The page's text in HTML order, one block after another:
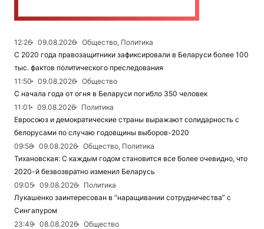
12:26 09.08.2026
Общество, Политика
С 2020 года правозащитники зафиксировали в Беларуси более 100
тыс. фактов политического преследования
11:50
09.08.2026
Общество
С начала года от огня в Беларуси погибло 350 человек
11:01
09.08.2026
Политика
Евросоюз и демократические страны выражают солидарность с
белорусами по случаю годовщины выборов-2020
09:58
09.08.2026
Общество, Политика
Тихановская: С каждым годом становится все более очевидно, что
2020-й безвозвратно изменил Беларусь
09:05
09.08.2026
Политика
Лукашенко заинтересован в “наращивании сотрудничества” с
Сингапуром
23:49
08.08.2026
Общество